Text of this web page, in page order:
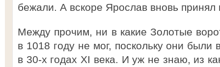
бежали. А вскоре Ярослав вновь принял
Между прочим, ни в какие Золотые
в 1018 году не мог, поскольку они
в 30-х годах XI века. И уж не знаю, из